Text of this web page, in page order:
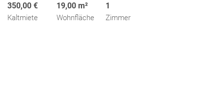
350,00 €
Kaltmiete
19,00 m²
Wohnfläche
1
Zimmer